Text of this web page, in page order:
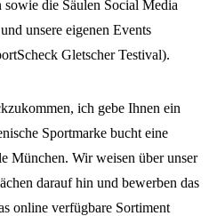
die Säulen Social Media
unsere eigenen Events
Gletscher Testival).
ich gebe Ihnen ein
Sportmarke bucht eine
München. Wir weisen über unser
darauf hin und bewerben das
online verfügbare Sortiment